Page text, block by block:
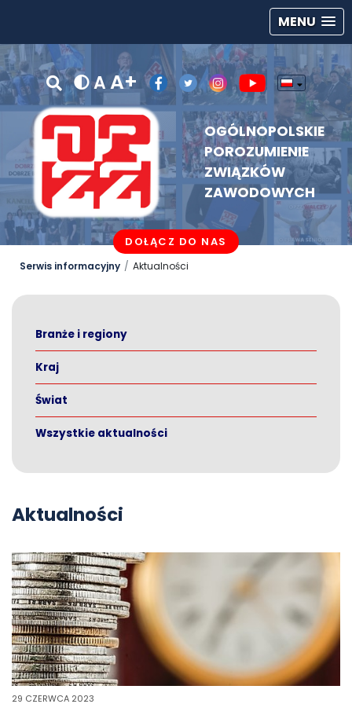
MENU
A A+
OGÓLNOPOLSKIE
POROZUMIENIE
ZWIĄZKÓW
ZAWODOWYCH
DOŁĄCZ DO NAS
Serwis informacyjny Aktualności
Branże i regiony
Kraj
Świat
Wszystkie aktualności
Aktualności
29 CZERWCA 2023